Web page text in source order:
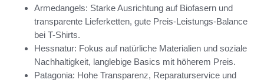
Armedangels: Starke Ausrichtung auf Biofasern und
transparente Lieferketten, gute Preis-Leistungs-Balance
bei T-Shirts.
Hessnatur: Fokus auf natürliche Materialien und soziale
Nachhaltigkeit, langlebige Basics mit höherem Preis.
Patagonia: Hohe Transparenz, Reparaturservice und